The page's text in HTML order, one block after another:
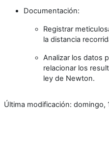
Documentación:
Registrar
la distancia
Analizar los datos
relacionar los
ley de Newton.
Última modificación: